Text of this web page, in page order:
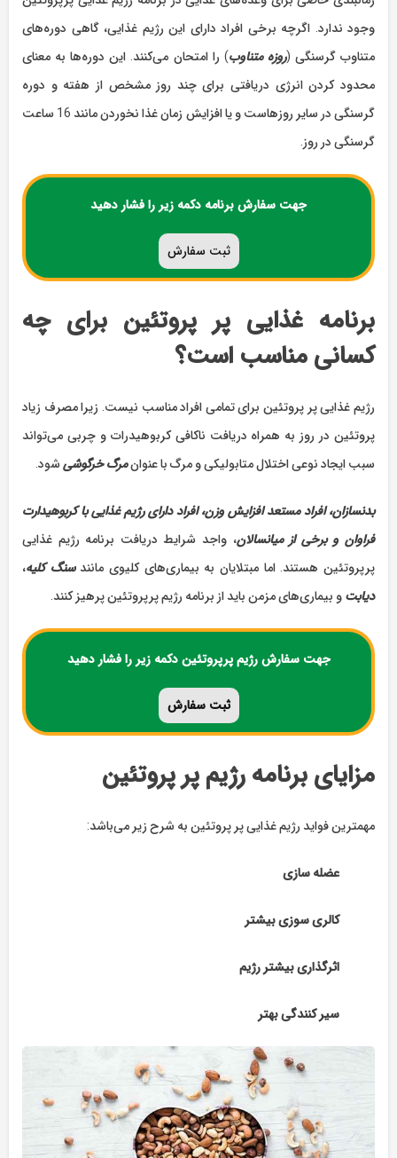
وجود ندارد. اگرچه برخی افراد دارای این رژیم غذایی، گاهی دوره‌های
متناوب گرسنگی (روزه متناوب) را امتحان می‌کنند. این دوره‌ها به معنای
محدود کردن انرژی دریافتی برای چند روز مشخص از هفته و دوره‌
گرسنگی در سایر روزهاست و یا افزایش زمان غذا نخوردن مانند 16 ساعت
گرسنگی در روز.
جهت سفارش برنامه دکمه زیر را فشار دهید
ثبت سفارش
برنامه غذایی پر پروتئین برای چه
کسانی مناسب است؟
رژیم غذایی پر پروتئین برای تمامی افراد مناسب نیست. زیرا مصرف زیاد
پروتئین در روز به همراه دریافت ناکافی کربوهیدرات و چربی می‌تواند
سبب ایجاد نوعی اختلال متابولیکی و مرگ با عنوانمرگ خرگوشی شود.
بدنسازان، افراد مستعد افزایش وزن، افراد دارای رژیم غذایی با کربوهیدارت
فراوان و برخی از میانسالان، واجد شرایط دریافت برنامه رژیم غذایی
پرپروتئین هستند. اما مبتلایان به بیماری‌های کلیوی مانندسنگ کلیه،
دیابت و بیماری‌های مزمن باید از برنامه رژیم پرپروتئین پرهیز کنند.
جهت سفارش رژیم پرپروتئین دکمه زیر را فشار دهید
ثبت سفارش
مزایای برنامه رژیم پر پروتئین
مهمترین فواید رژیم غذایی پر پروتئین به شرح زیر می‌باشد:
عضله سازی
کالری سوزی بیشتر
اثرگذاری بیشتر رژیم
سیر کنندگی بهتر